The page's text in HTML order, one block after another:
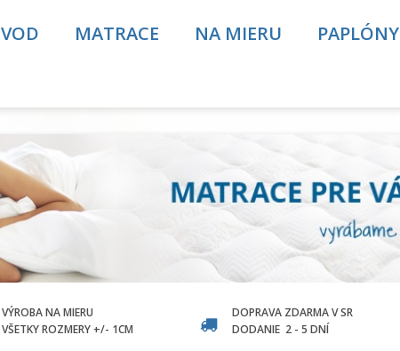
MATRACE NA MIERU PAPLÓNY
VÝROBA NA MIERU
VŠETKY ROZMERY +/- 1CM
DOPRAVA ZDARMA V SR
DODANIE 2 - 5 DNÍ